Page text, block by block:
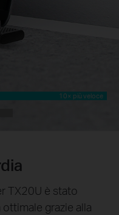
10× più veloce
TX20U è stato
grazie alla